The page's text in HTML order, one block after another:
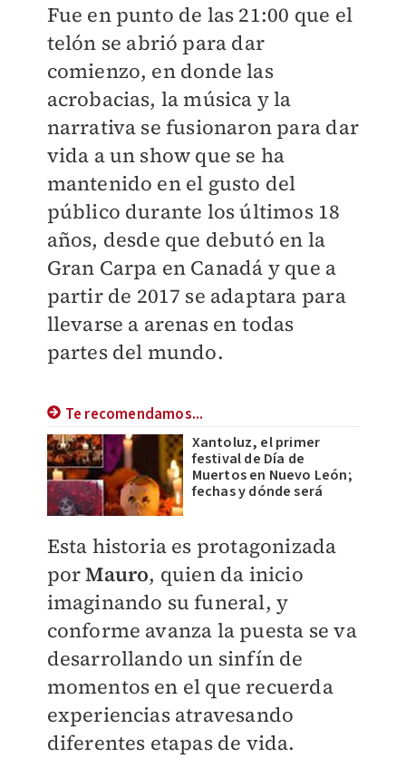
Fue en punto de las 21:00 que el
telón se abrió para dar
comienzo, en donde las
acrobacias, la música y la
narrativa se fusionaron para dar
vida a un show que se ha
mantenido en el gusto del
público durante los últimos 18
años, desde que debutó en la
Gran Carpa en Canadá y que a
partir de 2017 se adaptara para
llevarse a arenas en todas
partes del mundo.
Te recomendamos...
Xantoluz, el primer
festival de Día de
Muertos en Nuevo León;
fechas y dónde será
Esta historia es protagonizada
porMauro, quien da inicio
imaginando su funeral, y
conforme avanza la puesta se va
desarrollando un sinfín de
momentos en el que recuerda
experiencias atravesando
diferentes etapas de vida.